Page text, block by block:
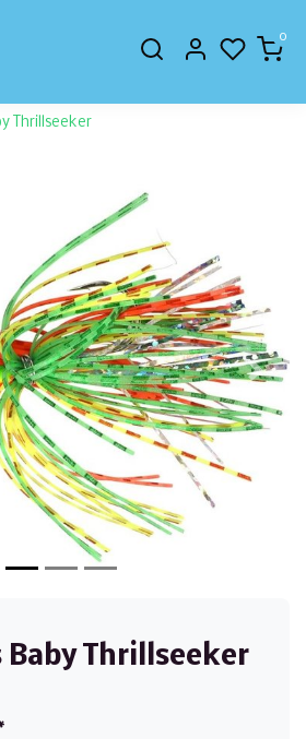
0
Thrillseeker
Baby Thrillseeker